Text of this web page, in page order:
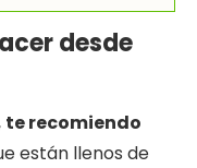
desde
te recomiendo
están llenos de